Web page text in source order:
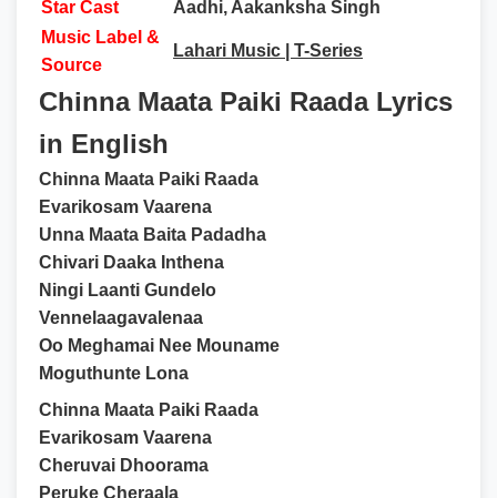
Star Cast
Aadhi, Aakanksha Singh
Music Label &
Source
Lahari Music | T-Series
Chinna Maata Paiki Raada Lyrics
in English
Chinna Maata Paiki Raada
Evarikosam Vaarena
Unna Maata Baita Padadha
Chivari Daaka Inthena
Ningi Laanti Gundelo
Vennelaagavalenaa
Oo Meghamai Nee Mouname
Moguthunte Lona
Chinna Maata Paiki Raada
Evarikosam Vaarena
Cheruvai Dhoorama
Peruke Cheraala